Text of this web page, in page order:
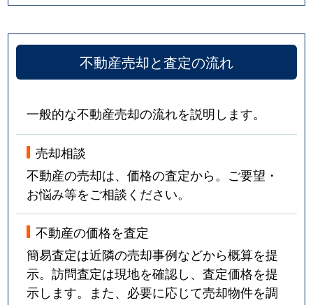
不動産売却と査定の流れ
一般的な不動産売却の流れを説明します。
売却相談
不動産の売却は、価格の査定から。ご要望・
お悩み等をご相談ください。
不動産の価格を査定
簡易査定は近隣の売却事例などから概算を提
示。訪問査定は現地を確認し、査定価格を提
示します。また、必要に応じて売却物件を調